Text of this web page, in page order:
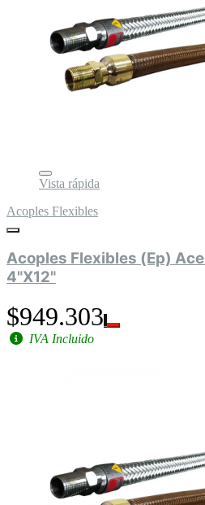
Vista rápida
Acoples Flexibles
Acoples Flexibles (Ep)
4"X12"
$949.303
IVA Incluido